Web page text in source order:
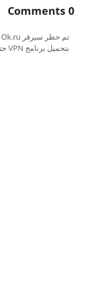
0 Comments
بتحميل برنامج VPN حتى تتمكن من مشاهدة الحلقات.